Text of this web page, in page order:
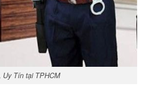
Uy Tín tại TPHCM